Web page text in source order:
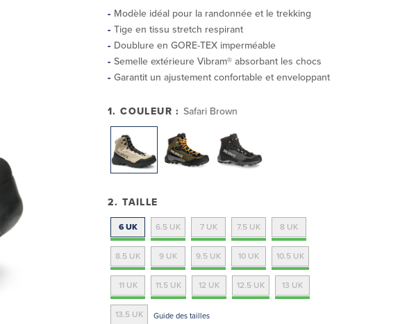
Modèle idéal pour la randonnée et le trekking
Tige en tissu stretch respirant
Doublure en GORE-TEX imperméable
Semelle extérieure Vibram® absorbant les chocs
Garantit un ajustement confortable et enveloppant
1. COULEUR :Safari Brown
2. TAILLE
6 UK 6.5 UK 7 UK 7.5 UK 8 UK
8.5 UK 9 UK 9.5 UK 10 UK 10.5 UK
11 UK 11.5 UK 12 UK 12.5 UK 13 UK
13.5 UK Guide des tailles